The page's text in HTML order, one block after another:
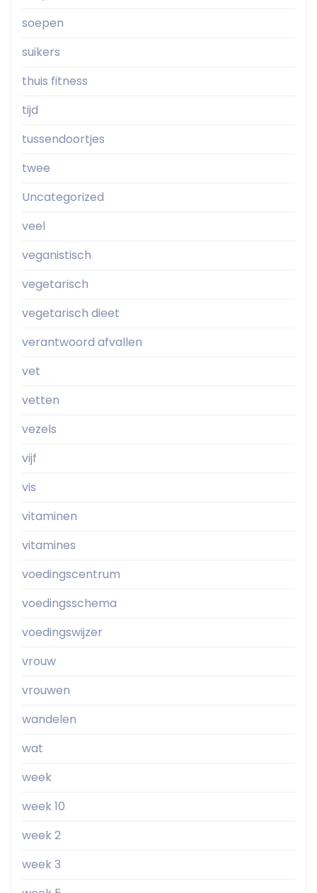
soepen
suikers
thuis fitness
tijd
tussendoortjes
twee
Uncategorized
veel
veganistisch
vegetarisch
vegetarisch dieet
verantwoord afvallen
vet
vetten
vezels
vijf
vis
vitaminen
vitamines
voedingscentrum
voedingsschema
voedingswijzer
vrouw
vrouwen
wandelen
wat
week
week 10
week 2
week 3